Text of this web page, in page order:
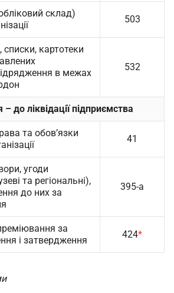
склад)
503
картотеки
в межах
532
– до ліквідації підприємства
та обов’язки
41
угоди
та регіональні),
до них за
395-а
за
і затвердження
424*